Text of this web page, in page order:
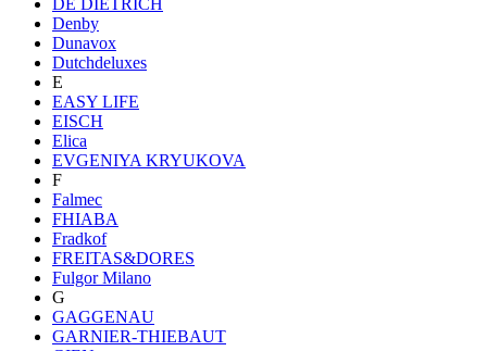
Denby
Dunavox
Dutchdeluxes
E
EASY LIFE
EISCH
Elica
EVGENIYA KRYUKOVA
F
Falmec
FHIABA
Fradkof
FREITAS&DORES
Fulgor Milano
G
GAGGENAU
GARNIER-THIEBAUT